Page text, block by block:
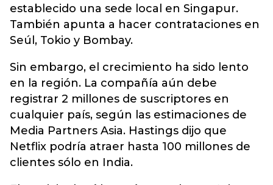
establecido una sede local en Singapur.
También apunta a hacer contrataciones en
Seúl, Tokio y Bombay.
Sin embargo, el crecimiento ha sido lento
en la región. La compañía aún debe
registrar 2 millones de suscriptores en
cualquier país, según las estimaciones de
Media Partners Asia. Hastings dijo que
Netflix podría atraer hasta 100 millones de
clientes sólo en India.